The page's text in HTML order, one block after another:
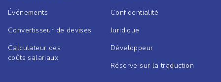
Événements
Convertisseur de devises
Calculateur des
coûts salariaux
Confidentialité
Juridique
Développeur
Réserve sur la traduction